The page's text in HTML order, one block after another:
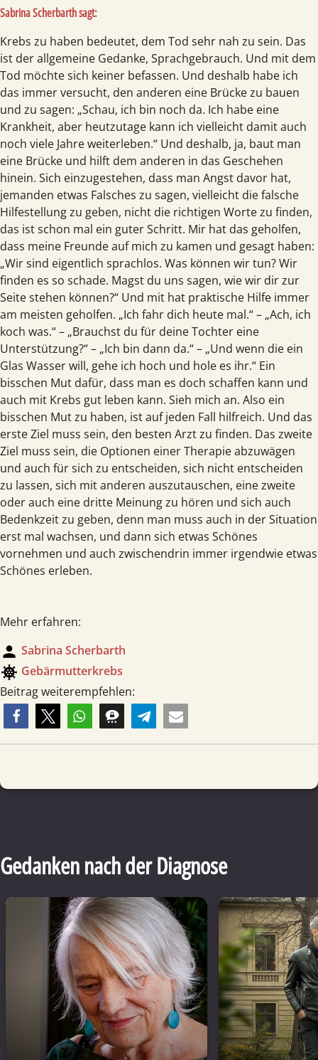
Sabrina Scherbarth sagt:
Krebs zu haben bedeutet, dem Tod sehr nah zu sein. Das
ist der allgemeine Gedanke, Sprachgebrauch. Und mit dem
Tod möchte sich keiner befassen. Und deshalb habe ich
das immer versucht, den anderen eine Brücke zu bauen
und zu sagen: „Schau, ich bin noch da. Ich habe eine
Krankheit, aber heutzutage kann ich vielleicht damit auch
noch viele Jahre weiterleben.“ Und deshalb, ja, baut man
eine Brücke und hilft dem anderen in das Geschehen
hinein. Sich einzugestehen, dass man Angst davor hat,
jemanden etwas Falsches zu sagen, vielleicht die falsche
Hilfestellung zu geben, nicht die richtigen Worte zu finden,
das ist schon mal ein guter Schritt. Mir hat das geholfen,
dass meine Freunde auf mich zu kamen und gesagt haben:
„Wir sind eigentlich sprachlos. Was können wir tun? Wir
finden es so schade. Magst du uns sagen, wie wir dir zur
Seite stehen können?“ Und mit hat praktische Hilfe immer
am meisten geholfen. „Ich fahr dich heute mal.“ – „Ach, ich
koch was.“ – „Brauchst du für deine Tochter eine
Unterstützung?“ – „Ich bin dann da.“ – „Und wenn die ein
Glas Wasser will, gehe ich hoch und hole es ihr.“ Ein
bisschen Mut dafür, dass man es doch schaffen kann und
auch mit Krebs gut leben kann. Sieh mich an. Also ein
bisschen Mut zu haben, ist auf jeden Fall hilfreich. Und das
erste Ziel muss sein, den besten Arzt zu finden. Das zweite
Ziel muss sein, die Optionen einer Therapie abzuwägen
und auch für sich zu entscheiden, sich nicht entscheiden
zu lassen, sich mit anderen auszutauschen, eine zweite
oder auch eine dritte Meinung zu hören und sich auch
Bedenkzeit zu geben, denn man muss auch in der Situation
erst mal wachsen, und dann sich etwas Schönes
vornehmen und auch zwischendrin immer irgendwie etwas
Schönes erleben.
Mehr erfahren:
person Sabrina Scherbarth
coronavirus Gebärmutterkrebs
Beitrag weiterempfehlen:
Gedanken nach der Diagnose